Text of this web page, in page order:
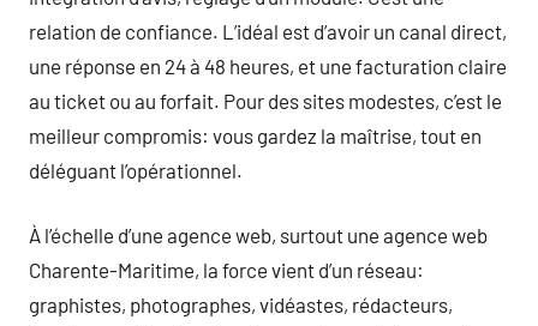
relation de confiance. L’idéal est d’avoir un canal direct,
une réponse en 24 à 48 heures, et une facturation claire
au ticket ou au forfait. Pour des sites modestes, c’est le
meilleur compromis: vous gardez la maîtrise, tout en
déléguant l’opérationnel.
À l’échelle d’une agence web, surtout une agence web
Charente-Maritime, la force vient d’un réseau:
graphistes, photographes, vidéastes, rédacteurs,